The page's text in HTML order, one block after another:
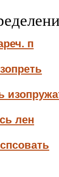
п
лен